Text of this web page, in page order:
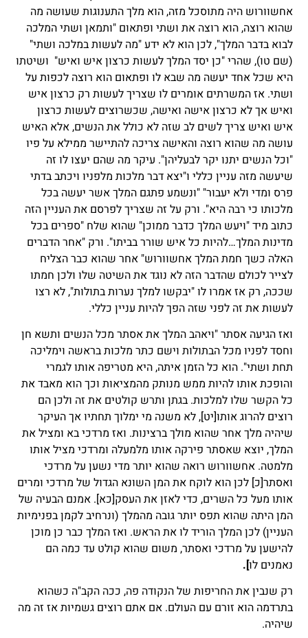
אחשוורוש היה מתוסכל מזה, הוא מלך התענוגות שעושה מה
שהוא רוצה, הוא רוצה את ושתי ופתאום "ותמאן ושתי המלכה
לבוא בדבר המלך", לכן הוא לא ידע "מה לעשות במלכה ושתי"
(שם טו), שהרי "כן יסד המלך לעשות כרצון איש ואיש" ושיטתו
היא שכל אחד יעשה מה שבא לו ופתאום הוא רוצה לכפות על
ושתי. אז המשרתים אומרים לו שצריך לעשות רק כרצון איש
ואיש אך לא כרצון אישה ואישה, שכשרוצים לעשות כרצון
איש ואיש צריך לשים לב שזה לא כולל את הנשים, אלא האיש
עושה מה שהוא רוצה והאישה צריכה להתיישר ממילא על פיו
"וכל הנשים יתנו יקר לבעליהן". עיקר מה שהם יעצו לו זה
שיעשה מזה עניין כללי ו"יצא דבר מלכות מלפניו ויכתב בדתי
פרס ומדי ולא יעבור" "ונשמע פתגם המלך אשר יעשה בכל
מלכותו כי רבה היא". ורק על זה שצריך לפרסם את העניין הזה
כתוב מיד "ויעש המלך כדבר ממוכן" שהוא שלח "ספרים בכל
מדינות המלך…להיות כל איש שורר בביתו". ורק "אחר הדברים
האלה כשך חמת המלך אחשוורוש" אחר שהוא כבר הצליח
לצייר לכולם שהדבר הזה לא נוגד את השיטה שלו ולכן חמתו
שככה, רק אז אמרו לו "יבקשו למלך נערות בתולות", לא רצו
לעשות את זה לפני שזה הפך להיות עניין כללי.
ואז הגיעה אסתר "ויאהב המלך את אסתר מכל הנשים ותשא חן
וחסד לפניו מכל הבתולות וישם כתר מלכות בראשה וימליכה
תחת ושתי". הוא כל הזמן איתה, היא מטריפה אותו לגמרי
והופכת אותו להיות ממש מנותק מהמציאות וכך הוא מאבד את
כל הקשר שלו למלכות. בגתן ותרש קולטים את זה ולכן הם
רוצים להרוג אותו[יט], לא משנה מי ימלוך תחתיו אך העיקר
שיהיה מלך אחר שהוא מולך ברצינות. ואז מרדכי בא ומציל את
המלך, יוצא שאסתר פירקה אותו מלמעלה ומרדכי מציל אותו
מלמטה. אחשוורוש רואה שהוא יותר מדי נשען על מרדכי
ואסתר[כ] לכן הוא לוקח את המן השונא הגדול של מרדכי ומרים
אותו מעל כל השרים, כדי לאזן את העסק[כא]. אמנם הבעיה של
המן היתה שהוא תפס יותר גובה מהמלך (ונרחיב לקמן בפנימיות
העניין) לכן המלך הוריד לו את הראש. ואז המלך כבר כן מוכן
להישען על מרדכי ואסתר, משום שהוא קולט עד כמה הם
נאמנים לו].
רק שנבין את החריפות של הנקודה פה, ככה הקב"ה כשהוא
בתרדמה הוא זורם עם העולם. אם אתם רוצים גשמיות אז זה מה
שיהיה.